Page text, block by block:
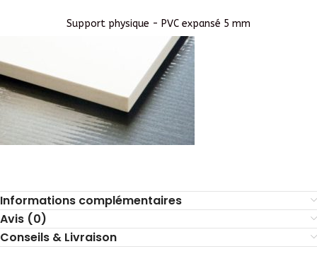
Support physique - PVC expansé 5 mm
Informations complémentaires
Avis (0)
Conseils & Livraison